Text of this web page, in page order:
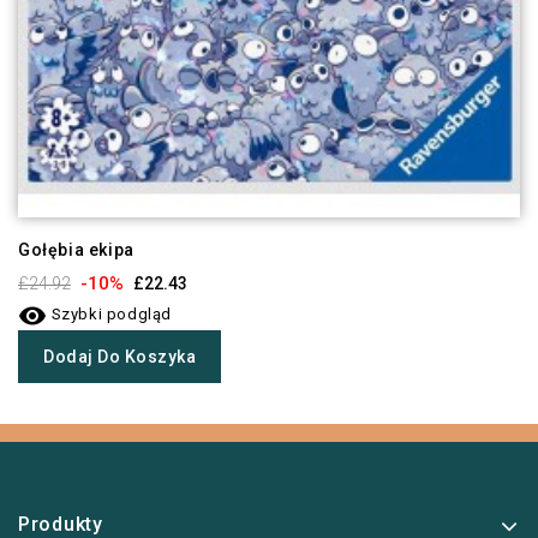
Gołębia ekipa
£24.92 -10% £22.43
 Szybki podgląd
Dodaj Do Koszyka
Produkty